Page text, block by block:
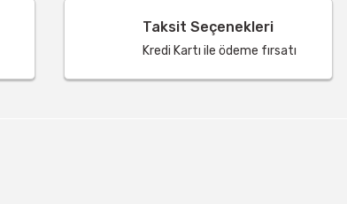
Taksit Seçenekleri
Kredi Kartı ile ödeme fırsatı